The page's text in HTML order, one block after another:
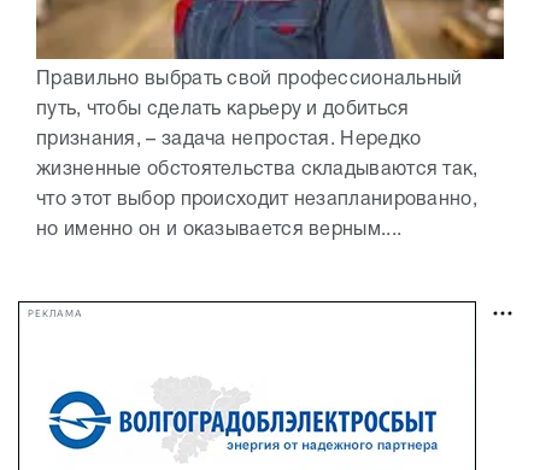
Правильно выбрать свой профессиональный
путь, чтобы сделать карьеру и добиться
признания, – задача непростая. Нередко
жизненные обстоятельства складываются так,
что этот выбор происходит незапланированно,
но именно он и оказывается верным....
РЕКЛАМА